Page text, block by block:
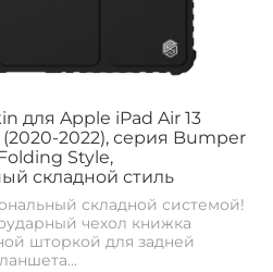
для Apple iPad Air 13
(2020-2022), серия Bumper
Style,
складной стиль
складной системой!
чехол книжка
шторкой для задней